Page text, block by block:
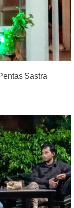
Sastra